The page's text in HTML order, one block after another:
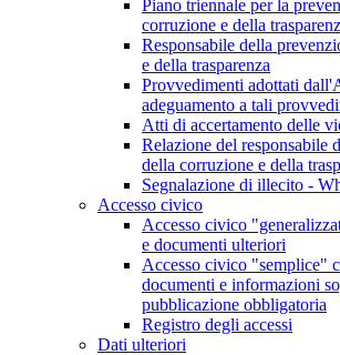
Piano triennale per la
corruzione e della
Responsabile della
e della trasparenza
Provvedimenti adottati
adeguamento a tali
Atti di accertamento delle
Relazione del responsabile
della corruzione e della
Segnalazione di illecito -
Accesso civico
Accesso civico
e documenti ulteriori
Accesso civico "semplice"
documenti e informazioni
pubblicazione obbligatoria
Registro degli accessi
Dati ulteriori